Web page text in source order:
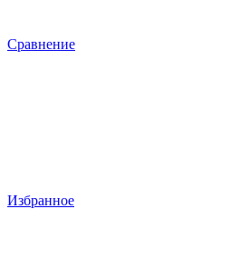
Сравнение
Избранное